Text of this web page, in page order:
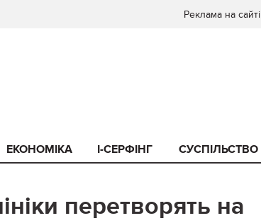
Реклама на сайті
ЕКОНОМІКА I-СЕРФІНГ СУСПІЛЬСТВО
перетворять на